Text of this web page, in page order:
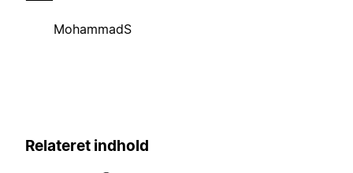
MohammadS
Relateret indhold